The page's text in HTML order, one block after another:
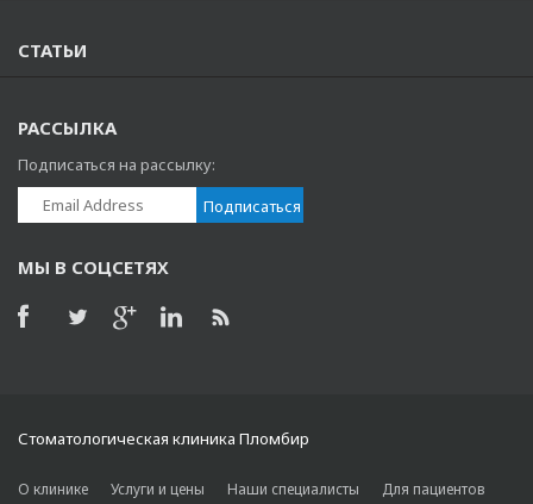
СТАТЬИ
РАССЫЛКА
Подписаться на рассылку:
МЫ В СОЦСЕТЯХ
Стоматологическая клиника Пломбир
О клинике Услуги и цены Наши специалисты Для пациентов